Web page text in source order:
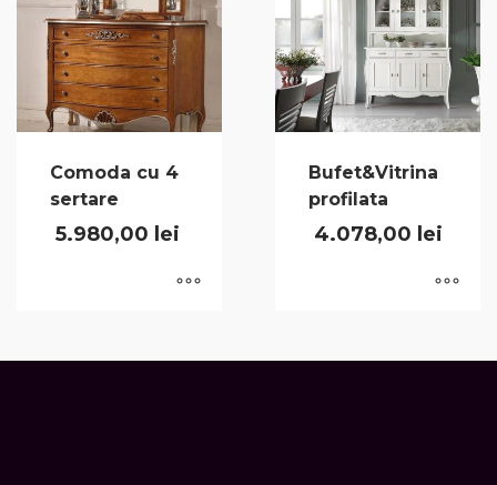
Comoda cu 4
sertare
5.980,00 lei
Bufet&Vitrina
profilata
4.078,00 lei